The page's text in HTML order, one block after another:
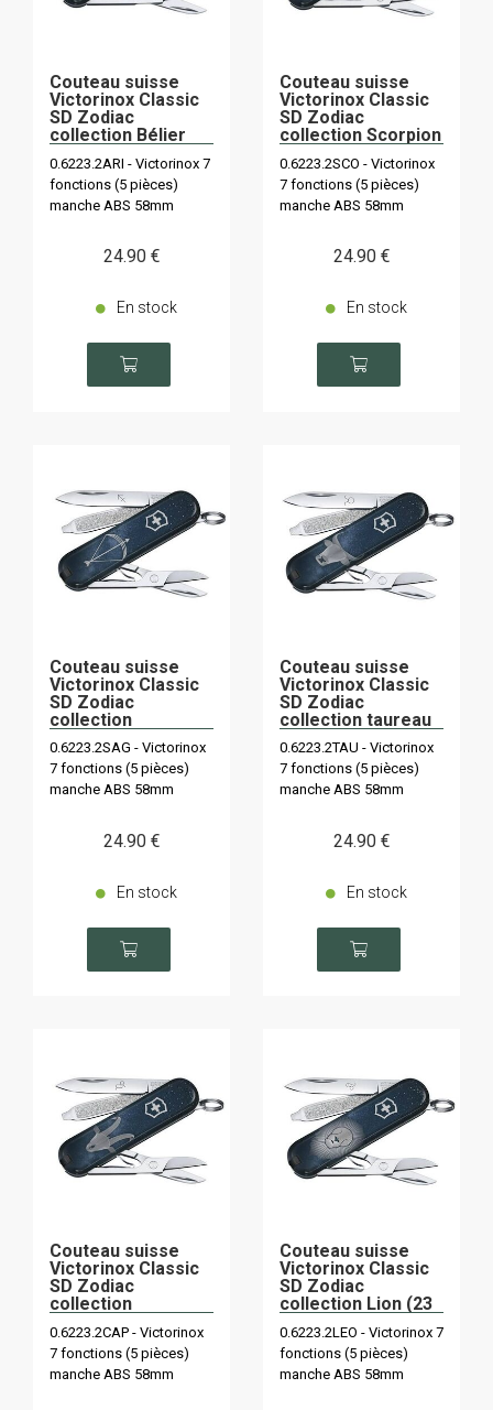
Couteau suisse
Victorinox Classic
SD Zodiac
collection Bélier
0.6223.2ARI - Victorinox 7
fonctions (5 pièces)
manche ABS 58mm
24.90 €
En stock
Couteau suisse
Victorinox Classic
SD Zodiac
collection Scorpion
novembre)
0.6223.2SCO - Victorinox
7 fonctions (5 pièces)
manche ABS 58mm
24.90 €
En stock
Couteau suisse
Victorinox Classic
SD Zodiac
collection
novembre - 21
décembre)
0.6223.2SAG - Victorinox
7 fonctions (5 pièces)
manche ABS 58mm
24.90 €
En stock
Couteau suisse
Victorinox Classic
SD Zodiac
collection taureau
0.6223.2TAU - Victorinox
7 fonctions (5 pièces)
manche ABS 58mm
24.90 €
En stock
Couteau suisse
Victorinox Classic
SD Zodiac
collection
décembre - 20
janvier)
0.6223.2CAP - Victorinox
7 fonctions (5 pièces)
manche ABS 58mm
Couteau suisse
Victorinox Classic
SD Zodiac
collection Lion (23
0.6223.2LEO - Victorinox 7
fonctions (5 pièces)
manche ABS 58mm